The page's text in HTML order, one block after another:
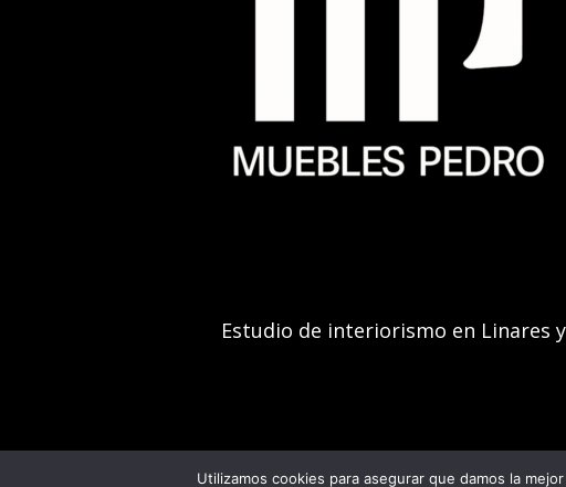
Estudio de interiorismo en Linares
Utilizamos cookies para asegurar que damos la